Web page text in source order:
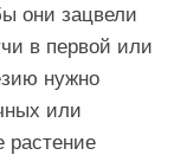
они зацвели
в первой или
нужно
или
растение